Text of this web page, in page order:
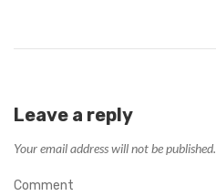
Leave a reply
Your email address will not be published.
Comment